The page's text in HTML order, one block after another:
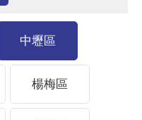
中壢區
楊梅區